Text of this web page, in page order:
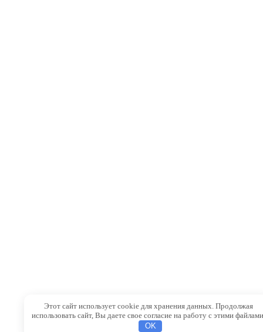
Этот сайт использует cookie для хранения данных. Продолжая
использовать сайт, Вы даете свое согласие на работу с этими
OK